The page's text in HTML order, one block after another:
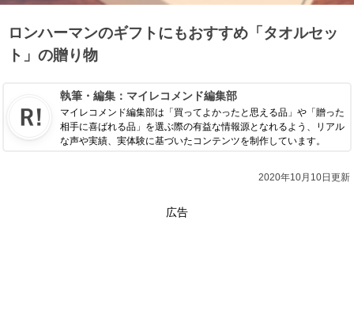
ロンハーマンのギフトにもおすすめ「タオルセッ
ト」の贈り物
執筆・編集： マイレコメンド編集部
マイレコメンド編集部は「買ってよかったと思える品」や「贈った
相手に喜ばれる品」を選ぶ際の有益な情報源となれるよう、リアル
な声や実績、実体験に基づいたコンテンツを制作しています。
2020年10月10日更新
広告